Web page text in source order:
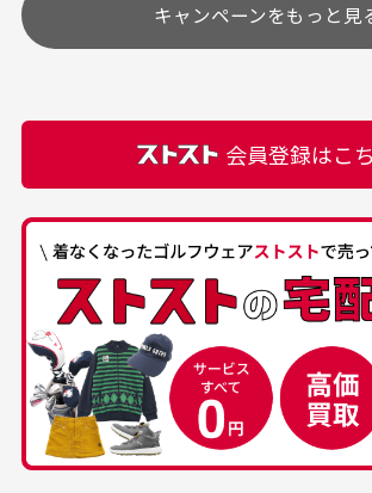
購入できました。状態も
最高でした。
商品をあ
ます。
30代男性
中古ゴルフウェアの
品揃えがすごい
50
安心し
を買え
その他の休日につきましてはサイト上
頂きます。
カートの有効時間はありますか？
は自動的にカート内の商品が削除され
下さい。
お気に入り機能をご利用下さい。
付属品について
付属品の記載につきましては、弊社
ある場合もございます。
経年劣化について
当店では商品の管理には細心の注意
すが、経年により素材の劣化やパー
生じている場合がございます。
銀行振込（前払い）
キャンペーンをもっと見
会員登録はこ